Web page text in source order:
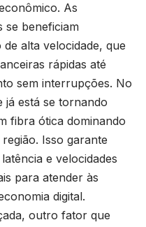
As
se beneficiam
alta velocidade, que
rápidas até
sem interrupções. No
já está se tornando
fibra ótica dominando
Isso garante
e velocidades
para atender às
digital.
outro fator que